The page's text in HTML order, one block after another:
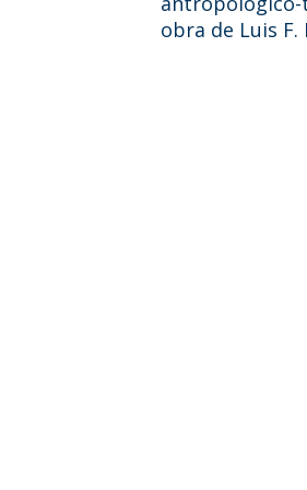
obra de Luis F.